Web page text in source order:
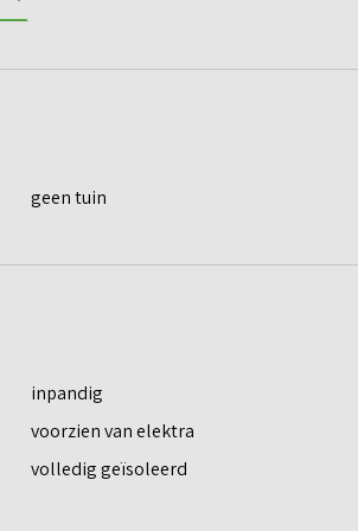
geen tuin
inpandig
voorzien van elektra
volledig geïsoleerd